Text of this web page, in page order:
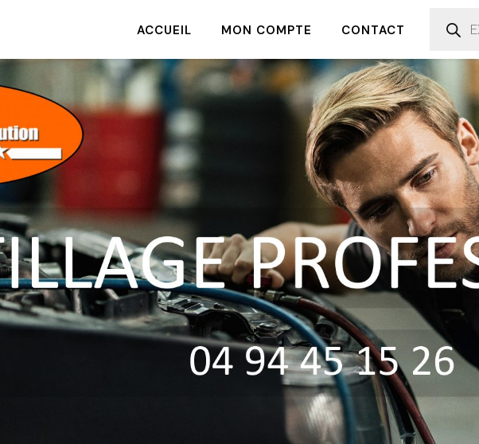
ACCUEIL MON COMPTE CONTACT